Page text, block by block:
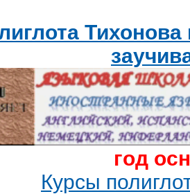
год
Курсы